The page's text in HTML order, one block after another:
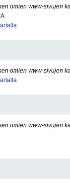
omien www-sivujen
omien www-sivujen
omien www-sivujen